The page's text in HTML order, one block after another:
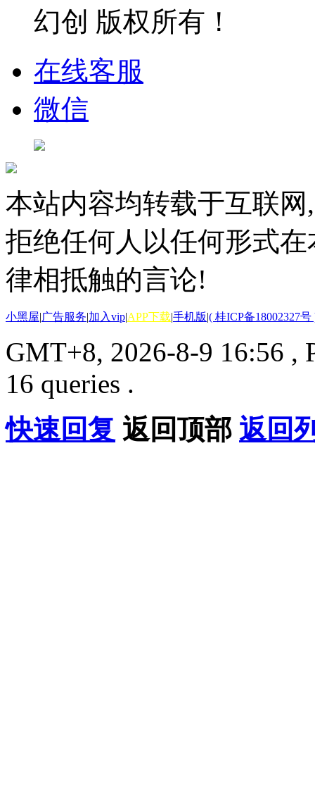
幻创 版权所有！
在线客服
微信
本站内容均转载于互联
拒绝任何人以任何形式
律相抵触的言论!
小黑屋|广告服务|加入vip|APP下载|手机版|( 桂ICP备18002327号
GMT+8, 2026-8-9 16:56 ,
16 queries .
快速回复 返回顶部 返回